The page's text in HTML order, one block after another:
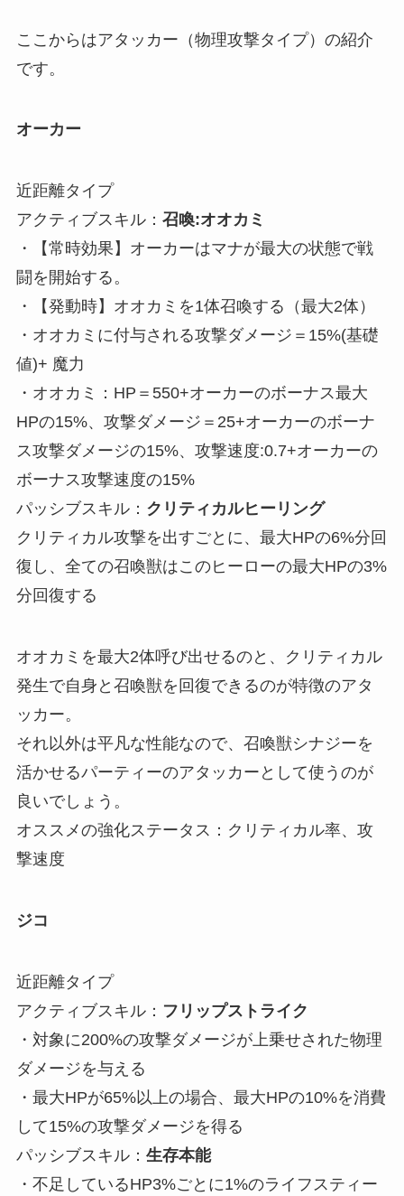
ここからはアタッカー（物理攻撃タイプ）の紹介
です。
オーカー
近距離タイプ
アクティブスキル： 召喚:オオカミ
・【常時効果】オーカーはマナが最大の状態で戦
闘を開始する。
・【発動時】オオカミを1体召喚する（最大2体）
・オオカミに付与される攻撃ダメージ＝15%(基礎
値)+ 魔力
・オオカミ：HP＝550+オーカーのボーナス最大
HPの15%、攻撃ダメージ＝25+オーカーのボーナ
ス攻撃ダメージの15%、攻撃速度:0.7+オーカーの
ボーナス攻撃速度の15%
パッシブスキル： クリティカルヒーリング
クリティカル攻撃を出すごとに、最大HPの6%分回
復し、 全ての召喚獣はこのヒーローの最大HPの3%
分回復する
オオカミを最大2体呼び出せるのと、クリティカル
発生で自身と召喚獣を回復できるのが特徴のアタ
ッカー。
それ以外は平凡な性能なので、召喚獣シナジーを
活かせるパーティーのアタッカーとして使うのが
良いでしょう。
オススメの強化ステータス：クリティカル率、攻
撃速度
ジコ
近距離タイプ
アクティブスキル： フリップストライク
・対象に200%の攻撃ダメージが上乗せされた物理
ダメージを与える
・最大HPが65%以上の場合、最大HPの10%を消費
して15%の攻撃ダメージを得る
パッシブスキル： 生存本能
・不足しているHP3%ごとに1%のライフスティー